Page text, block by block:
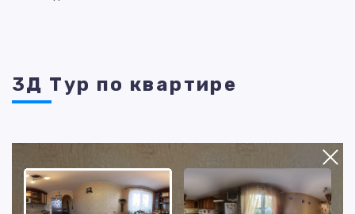
3Д Тур по квартире